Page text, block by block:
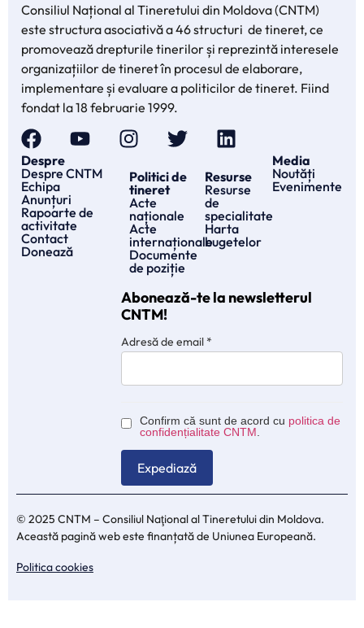
Consiliul Național al Tineretului din Moldova (CNTM)
este structura asociativă a 46 structuri de tineret, ce
promovează drepturile tinerilor și reprezintă interesele
organizațiilor de tineret în procesul de elaborare,
implementare și evaluare a politicilor de tineret. Fiind
fondat la 18 februarie 1999.
Despre
Despre CNTM
Echipa
Anunțuri
Rapoarte de
activitate
Contact
Donează
Politici de
tineret
Acte
naționale
Acte
internaționale
Documente
de poziție
Resurse
Resurse
de
specialitate
Harta
bugetelor
Media
Noutăți
Evenimente
Abonează-te la newsletterul
CNTM!
Adresă de email*
Confirm că sunt de acord cu politica de
confidențialitate CNTM
© 2025 CNTM – Consiliul Naţional al Tineretului din Moldova.
Această pagină web este finanțată de Uniunea Europeană.
Politica cookies